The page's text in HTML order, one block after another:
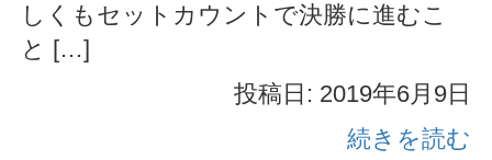
しくもセットカウントで決勝に進むこ
と […]
投稿日: 2019年6月9日
続きを読む